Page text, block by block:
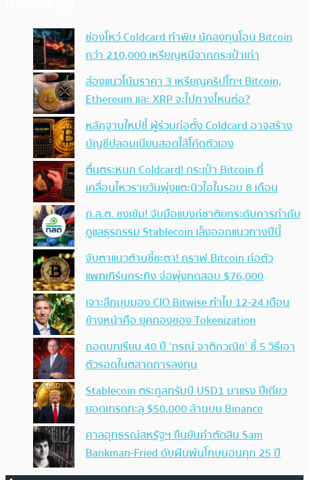
ช่องโหว่ Coldcard ทำพิษ นักลงทุนโอน Bitcoin
กว่า 210,000 เหรียญหนีจากกระเป๋าเก่า
ส่องแนวโน้มราคา 3 เหรียญคริปโทฯ Bitcoin,
Ethereum และ XRP จะไปทางไหนต่อ?
หลักฐานใหม่ชี้ ผู้ร่วมก่อตั้ง Coldcard อาจสร้าง
บัญชีปลอมเนียนสอดไส้โค้ดตัวเอง
ตื่นตระหนก Coldcard! กระเป๋า Bitcoin ที่
เคลื่อนไหวรายวันพุ่งแตะนิวไฮในรอบ 8 เดือน
ก.ล.ต. ชงเข้ม! จับมือแบงก์ชาติยกระดับการกำกับ
ดูแลธุรกรรม Stablecoin เล็งออกแนวทางปีนี้
จับตาแนวต้านชี้ชะตา! กราฟ Bitcoin ก่อตัว
แพทเทิร์นกระทิง จ่อพุ่งทดสอบ $76,000
เจาะลึกมุมมอง CIO Bitwise ทำไม 12-24 เดือน
ข้างหน้าคือ ยุคทองของ Tokenization
ถอดบทเรียน 40 ปี ‘กรณ์ จาติกวณิช’ ชี้ 5 วิธีเอา
ตัวรอดในตลาดการลงทุน
Stablecoin ตระกูลทรัมป์ USD1 มาแรง ปีเดียว
ยอดเทรดทะลุ $50,000 ล้านบน Binance
ศาลอุทธรณ์สหรัฐฯ ยืนยันคำตัดสิน Sam
Bankman-Fried ดับฝันพ้นโทษนอนคุก 25 ปี